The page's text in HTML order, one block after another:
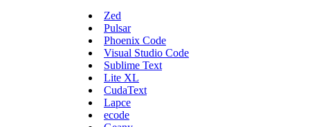
Zed
Pulsar
Phoenix Code
Visual Studio Code
Sublime Text
Lite XL
CudaText
Lapce
ecode